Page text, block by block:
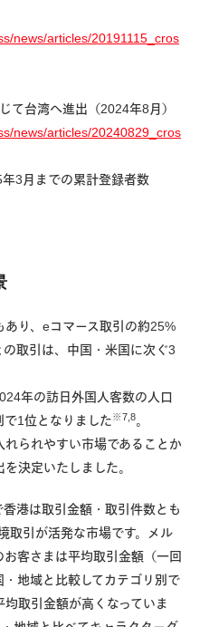
news/articles/20191115_cros
て台湾へ進出（2024年8月）
news/articles/20240829_cros
3月までの累計登録者数
り、eコマース取引の約25%
取引は、中国・米国に次ぐ3
年の訪日外国人客数の人口
1位となりました※7,8。
られやすい市場であることか
決定いたしました。
港は取引金額・取引件数とも
取引が活発な市場です。メル
客さまは平均取引金額（一回
地域と比較してカテゴリ別で
取引金額が高くなっていま